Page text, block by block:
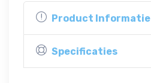
Product Informatie
Specificaties